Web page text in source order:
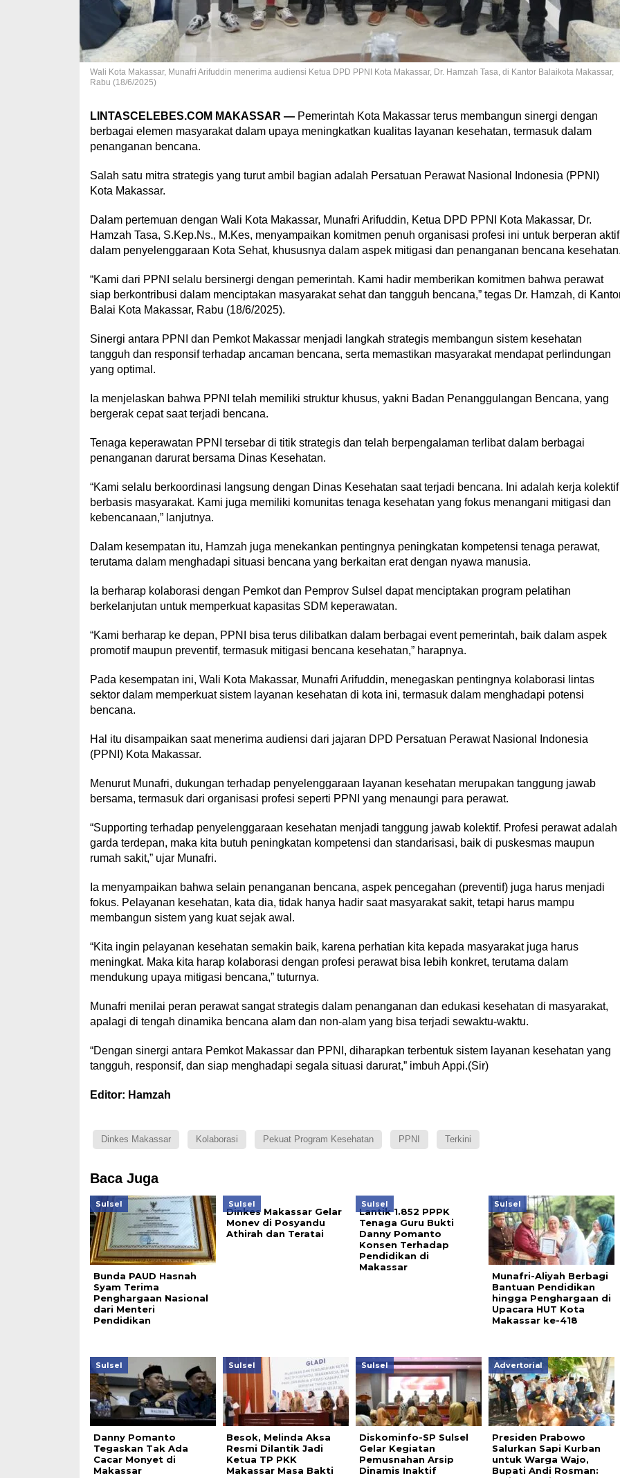
Wali Kota Makassar, Munafri Arifuddin menerima audiensi Ketua DPD PPNI Kota Makassar, Dr. Hamzah Tasa, di Kantor Balaikota Makassar,
Rabu (18/6/2025)
LINTASCELEBES.COM MAKASSAR —Pemerintah Kota Makassar terus membangun sinergi dengan
berbagai elemen masyarakat dalam upaya meningkatkan kualitas layanan kesehatan, termasuk dalam
penanganan bencana.
Salah satu mitra strategis yang turut ambil bagian adalah Persatuan Perawat Nasional Indonesia (PPNI)
Kota Makassar.
Dalam pertemuan dengan Wali Kota Makassar, Munafri Arifuddin, Ketua DPD PPNI Kota Makassar, Dr.
Hamzah Tasa, S.Kep.Ns., M.Kes, menyampaikan komitmen penuh organisasi profesi ini untuk berperan aktif
dalam penyelenggaraan Kota Sehat, khususnya dalam aspek mitigasi dan penanganan bencana
“Kami dari PPNI selalu bersinergi dengan pemerintah. Kami hadir memberikan komitmen bahwa perawat
siap berkontribusi dalam menciptakan masyarakat sehat dan tangguh bencana,” tegas Dr. Hamzah, di
Balai Kota Makassar, Rabu (18/6/2025).
Sinergi antara PPNI dan Pemkot Makassar menjadi langkah strategis membangun sistem kesehatan
tangguh dan responsif terhadap ancaman bencana, serta memastikan masyarakat mendapat perlindungan
yang optimal.
Ia menjelaskan bahwa PPNI telah memiliki struktur khusus, yakni Badan Penanggulangan Bencana, yang
bergerak cepat saat terjadi bencana.
Tenaga keperawatan PPNI tersebar di titik strategis dan telah berpengalaman terlibat dalam berbagai
penanganan darurat bersama Dinas Kesehatan.
“Kami selalu berkoordinasi langsung dengan Dinas Kesehatan saat terjadi bencana. Ini adalah kerja kolektif
berbasis masyarakat. Kami juga memiliki komunitas tenaga kesehatan yang fokus menangani mitigasi dan
kebencanaan,” lanjutnya.
Dalam kesempatan itu, Hamzah juga menekankan pentingnya peningkatan kompetensi tenaga perawat,
terutama dalam menghadapi situasi bencana yang berkaitan erat dengan nyawa manusia.
Ia berharap kolaborasi dengan Pemkot dan Pemprov Sulsel dapat menciptakan program pelatihan
berkelanjutan untuk memperkuat kapasitas SDM keperawatan.
“Kami berharap ke depan, PPNI bisa terus dilibatkan dalam berbagai event pemerintah, baik dalam aspek
promotif maupun preventif, termasuk mitigasi bencana kesehatan,” harapnya.
Pada kesempatan ini, Wali Kota Makassar, Munafri Arifuddin, menegaskan pentingnya kolaborasi lintas
sektor dalam memperkuat sistem layanan kesehatan di kota ini, termasuk dalam menghadapi potensi
bencana.
Hal itu disampaikan saat menerima audiensi dari jajaran DPD Persatuan Perawat Nasional Indonesia
(PPNI) Kota Makassar.
Menurut Munafri, dukungan terhadap penyelenggaraan layanan kesehatan merupakan tanggung jawab
bersama, termasuk dari organisasi profesi seperti PPNI yang menaungi para perawat.
“Supporting terhadap penyelenggaraan kesehatan menjadi tanggung jawab kolektif. Profesi perawat adalah
garda terdepan, maka kita butuh peningkatan kompetensi dan standarisasi, baik di puskesmas maupun
rumah sakit,” ujar Munafri.
Ia menyampaikan bahwa selain penanganan bencana, aspek pencegahan (preventif) juga harus menjadi
fokus. Pelayanan kesehatan, kata dia, tidak hanya hadir saat masyarakat sakit, tetapi harus mampu
membangun sistem yang kuat sejak awal.
“Kita ingin pelayanan kesehatan semakin baik, karena perhatian kita kepada masyarakat juga harus
meningkat. Maka kita harap kolaborasi dengan profesi perawat bisa lebih konkret, terutama dalam
mendukung upaya mitigasi bencana,” tuturnya.
Munafri menilai peran perawat sangat strategis dalam penanganan dan edukasi kesehatan di masyarakat,
apalagi di tengah dinamika bencana alam dan non-alam yang bisa terjadi sewaktu-waktu.
“Dengan sinergi antara Pemkot Makassar dan PPNI, diharapkan terbentuk sistem layanan kesehatan yang
tangguh, responsif, dan siap menghadapi segala situasi darurat,” imbuh Appi.(Sir)
Editor: Hamzah
Dinkes Makassar Kolaborasi Pekuat Program Kesehatan PPNI Terkini
Baca Juga
Sulsel
Bunda PAUD Hasnah
Syam Terima
Penghargaan Nasional
dari Menteri
Pendidikan
Sulsel
Dinkes Makassar Gelar
Monev di Posyandu
Athirah dan Teratai
Sulsel
Lantik 1.852 PPPK
Tenaga Guru Bukti
Danny Pomanto
Konsen Terhadap
Pendidikan di
Makassar
Sulsel
Munafri-Aliyah Berbagi
Bantuan Pendidikan
hingga Penghargaan di
Upacara HUT Kota
Makassar ke-418
Sulsel
Danny Pomanto
Tegaskan Tak Ada
Cacar Monyet di
Makassar
Sulsel
Besok, Melinda Aksa
Resmi Dilantik Jadi
Ketua TP PKK
Makassar Masa Bakti
Sulsel
Diskominfo-SP Sulsel
Gelar Kegiatan
Pemusnahan Arsip
Dinamis Inaktif
Advertorial
Presiden Prabowo
Salurkan Sapi Kurban
untuk Warga Wajo,
Bupati Andi Rosman: